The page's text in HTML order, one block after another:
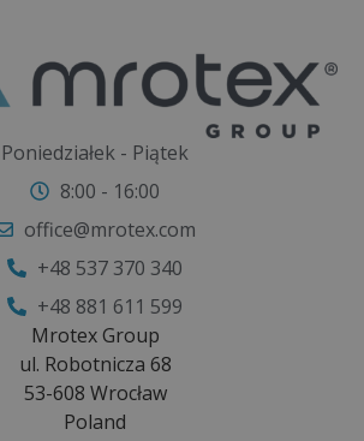
Poniedziałek - Piątek
8:00 - 16:00
office@mrotex.com
+48 537 370 340
+48 881 611 599
Mrotex Group
ul. Robotnicza 68
53-608 Wrocław
Poland